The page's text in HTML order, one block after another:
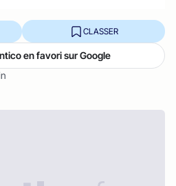
CLASSER
en favori sur Google